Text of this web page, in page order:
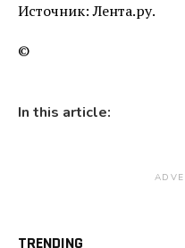
Источник: Лента.ру.
©
In this article:
TRENDING